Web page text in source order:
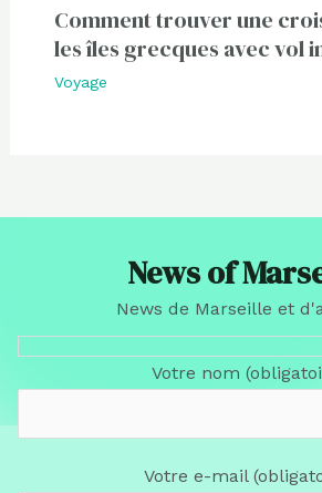
Comment trouver une
les îles grecques avec vol
Voyage
News of
News de Marseille et
Votre nom
Votre e-mail